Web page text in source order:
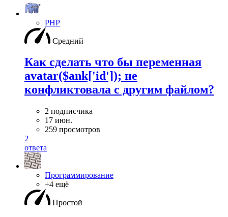
PHP
Средний
Как сделать что бы переменная
avatar($ank['id']); не
конфликтовала с другим файлом?
2 подписчика
17 июн.
259 просмотров
2
ответа
Программирование
+4 ещё
Простой